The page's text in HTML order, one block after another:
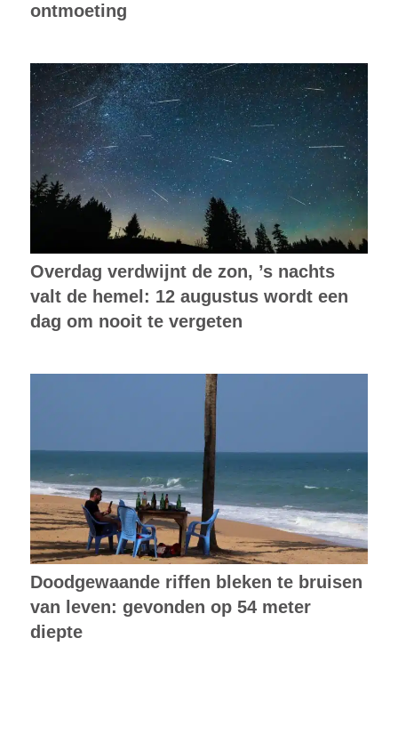
ontmoeting
Overdag verdwijnt de zon, ’s nachts
valt de hemel: 12 augustus wordt een
dag om nooit te vergeten
Doodgewaande riffen bleken te bruisen
van leven: gevonden op 54 meter
diepte